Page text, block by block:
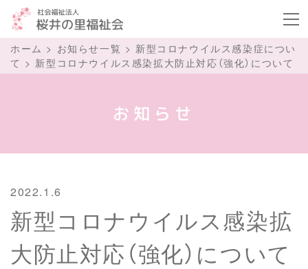
ボ
ホーム > お知らせ一覧 > 新型コロナウイルス感染症につい
て > 新型コロナウイルス感染拡大防止対応（強化）について
お知らせ
2022.1.6
新型コロナウイルス感染拡
大防止対応（強化）について